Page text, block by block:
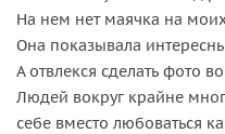
На нем нет маячка на
Она показывала
А отвлекся сделать фото
Людей вокруг крайне
себе вместо любоваться